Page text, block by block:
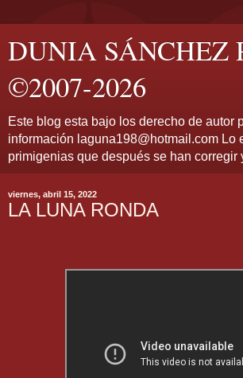
DUNIA SÁNCHEZ
©2007-2026
Este blog esta bajo los derecho de autor
información laguna198@hotmail.com Lo
primigenias que después se han corregir
viernes, abril 15, 2022
LA LUNA RONDA